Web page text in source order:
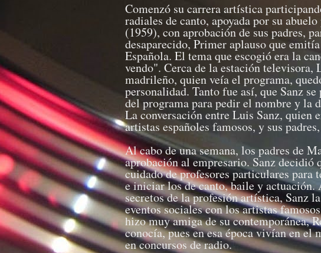
Comenzó su carrera artística
radiales de canto, apoyada por su
(1959), con aprobación de sus padres,
desaparecido, Primer aplauso que
Española. El tema que escogió era la
vendo". Cerca de la estación televisora,
madrileño, quien veía el programa,
personalidad. Tanto fue así, que Sanz
del programa para pedir el nombre y la
La conversación entre Luis Sanz, quien
artistas españoles famosos, y sus
Al cabo de una semana, los padres de
aprobación al empresario. Sanz decidió
cuidado de profesores particulares para
e iniciar los de canto, baile y
secretos de la profesión artística, Sanz
eventos sociales con los artistas
hizo muy amiga de su contemporánea,
conocía, pues en esa época vivían en
en concursos de radio.